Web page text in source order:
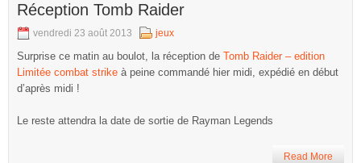
Réception Tomb Raider
vendredi 23 août 2013 jeux
Surprise ce matin au boulot, la réception de Tomb Raider – edition
Limitée combat strike à peine commandé hier midi, expédié en début
d’après midi !
Le reste attendra la date de sortie de Rayman Legends
Read More